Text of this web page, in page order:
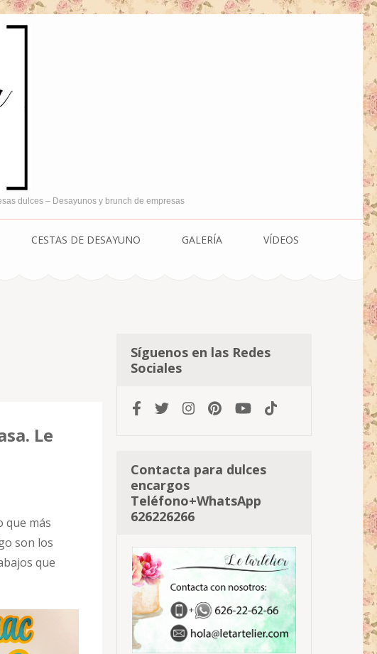
dulces – Desayunos y brunch de empresas
CESTAS DE DESAYUNO GALERÍA
VÍDEOS
Le
que más
son los
que
Síguenos en las Redes
Sociales
Contacta para dulces
encargos
Teléfono+WhatsApp
626226266